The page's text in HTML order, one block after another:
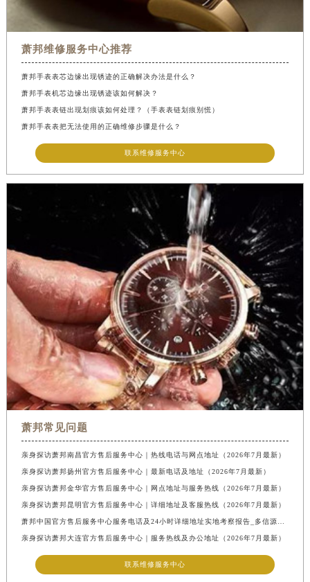
萧邦维修服务中心推荐
萧邦手表表芯边缘出现锈迹的正确解决办法是什么？
萧邦手表机芯边缘出现锈迹该如何解决？
萧邦手表表链出现划痕该如何处理？（手表表链划痕别慌）
萧邦手表表把无法使用的正确维修步骤是什么？
联系维修服务中心
萧邦常见问题
亲身探访萧邦南昌官方售后服务中心｜热线电话与网点地址（2026年7月最新）
亲身探访萧邦扬州官方售后服务中心｜最新电话及地址（2026年7月最新）
亲身探访萧邦金华官方售后服务中心｜网点地址与服务热线（2026年7月最新）
亲身探访萧邦昆明官方售后服务中心｜详细地址及客服热线（2026年7月最新）
亲身探访萧邦大连官方售后服务中心｜服务热线及办公地址（2026年7月最新）
联系维修服务中心